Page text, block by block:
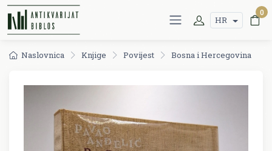
HR
0
Naslovnica Knjige Povijest Bosna i Hercegovina